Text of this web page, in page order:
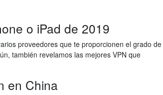
o iPad de 2019
proveedores que te proporcionen el grado de
también revelamos las mejores VPN que
en China